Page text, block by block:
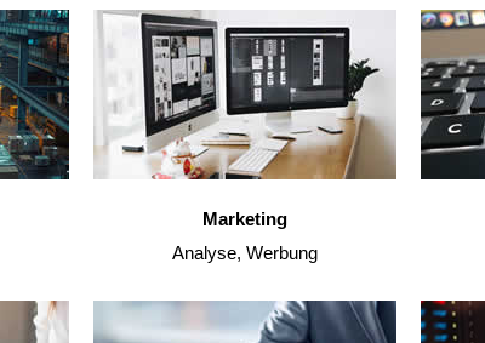
Marketing
Analyse, Werbung